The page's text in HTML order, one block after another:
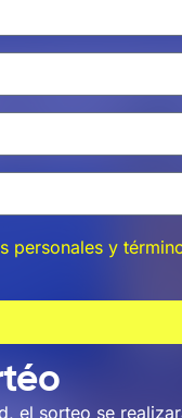
personales y
el sorteo se